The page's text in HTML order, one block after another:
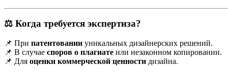
⚖️ Когда требуется экспертиза?
📌 При патентовании уникальных дизайнерских решений.
📌 В случае споров о плагиате или незаконном копировании.
📌 Для оценки коммерческой ценности дизайна.